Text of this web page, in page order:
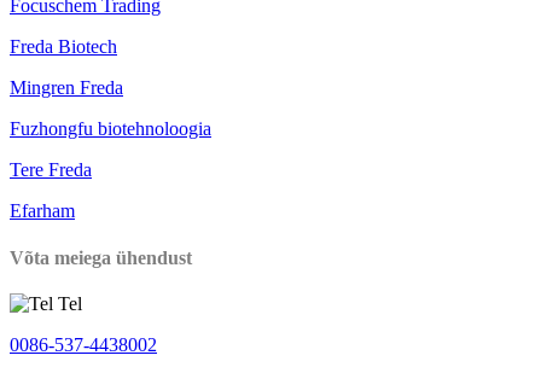
Focuschem Trading
Freda Biotech
Mingren Freda
Fuzhongfu biotehnoloogia
Tere Freda
Efarham
Võta meiega ühendust
Tel
0086-537-4438002